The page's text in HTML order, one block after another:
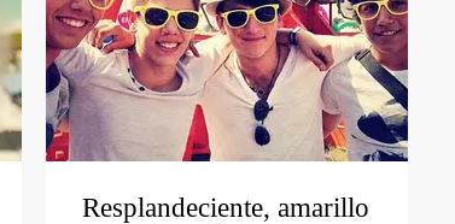
Resplandeciente, amarillo